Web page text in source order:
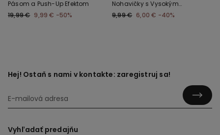
Pásom a Push-Up Efektom
19,99 € 9,99 € -50%
Nohavičky s Vysokým
Pásom a Riasením z
9,99 € 6,00 € -40%
Hej! Ostaň s nami v kontakte: zaregistruj sa!
Vyhľadať predajňu